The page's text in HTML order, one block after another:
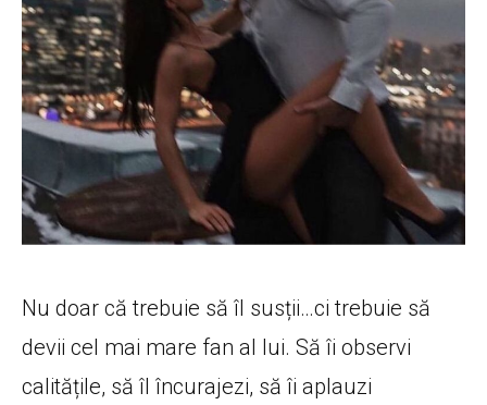
Nu doar că trebuie să îl susții…ci trebuie să
devii cel mai mare fan al lui. Să îi observi
calitățile, să îl încurajezi, să îi aplauzi